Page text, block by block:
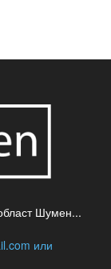
Шумен...
или